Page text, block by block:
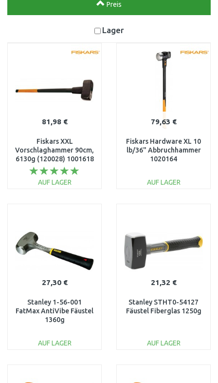
Preis
Lager
81,98 €
Fiskars XXL
Vorschlaghammer 90cm,
6130g (120028) 1001618
AUF LAGER
79,63 €
Fiskars Hardware XL 10
lb/36" Abbruchhammer
1020164
AUF LAGER
27,30 €
Stanley 1-56-001
FatMax AntiVibe Fäustel
1360g
AUF LAGER
21,32 €
Stanley STHT0-54127
Fäustel Fiberglas 1250g
AUF LAGER